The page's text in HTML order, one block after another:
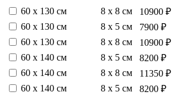
60 х 130 см
8 х 8 см
10900 ₽
60 х 130 см
8 х 5 см
7900 ₽
60 х 130 см
8 х 8 см
10900 ₽
60 х 140 см
8 х 5 см
8200 ₽
60 х 140 см
8 х 8 см
11350 ₽
60 х 140 см
8 х 5 см
8200 ₽